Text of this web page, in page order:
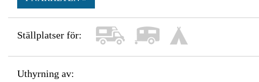
Ställplatser för:
Uthyrning av: